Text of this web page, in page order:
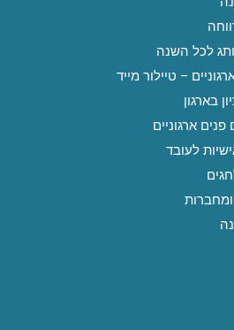
לכל השנה
– טיילור מייד
בארגון
פנים ארגוניים
לעובד